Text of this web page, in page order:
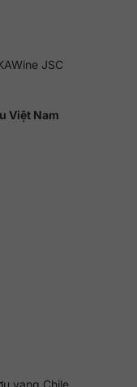
đổi phụ thuộc vào
VNĐ/ chai
hệ ngay theo số
JSC
Việt Nam